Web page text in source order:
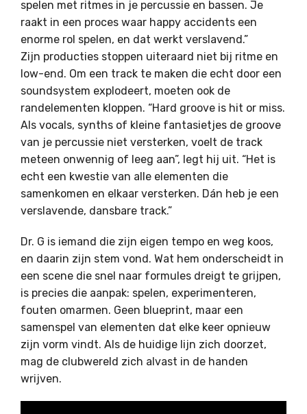
spelen met ritmes in je percussie en bassen. Je
raakt in een proces waar happy accidents een
enorme rol spelen, en dat werkt verslavend.”
Zijn producties stoppen uiteraard niet bij ritme en
low-end. Om een track te maken die echt door een
soundsystem explodeert, moeten ook de
randelementen kloppen. “Hard groove is hit or miss.
Als vocals, synths of kleine fantasietjes de groove
van je percussie niet versterken, voelt de track
meteen onwennig of leeg aan”, legt hij uit. “Het is
echt een kwestie van alle elementen die
samenkomen en elkaar versterken. Dán heb je een
verslavende, dansbare track.”
Dr. G is iemand die zijn eigen tempo en weg koos,
en daarin zijn stem vond. Wat hem onderscheidt in
een scene die snel naar formules dreigt te grijpen,
is precies die aanpak: spelen, experimenteren,
fouten omarmen. Geen blueprint, maar een
samenspel van elementen dat elke keer opnieuw
zijn vorm vindt. Als de huidige lijn zich doorzet,
mag de clubwereld zich alvast in de handen
wrijven.